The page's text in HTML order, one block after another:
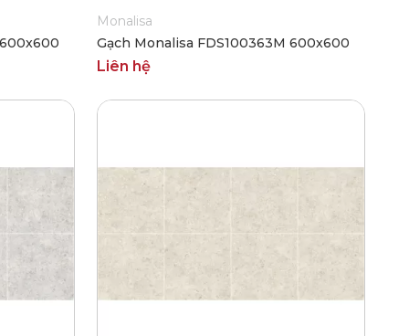
Monalisa
Gạch Monalisa FDS100363M 600x600
Liên hệ